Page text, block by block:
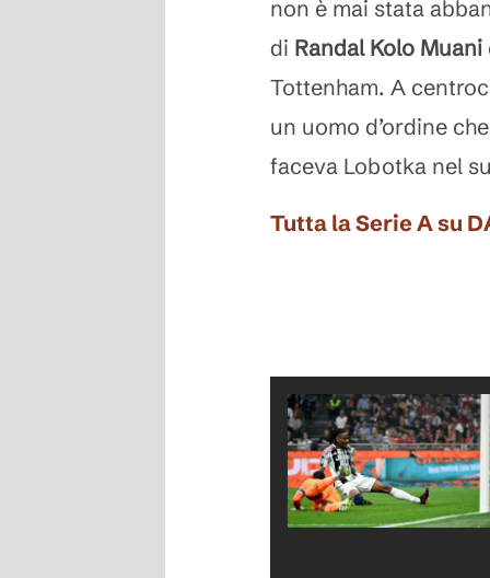
non è mai stata
di Randal Kolo Muani
Tottenham. A
un uomo d’ordine
faceva Lobotka nel
Tutta la Serie A su